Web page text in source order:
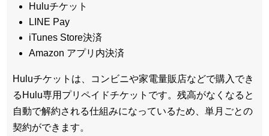
Huluチケット
LINE Pay
iTunes Store決済
Amazon アプリ内決済
Huluチケットは、コンビニや家電量販店などで購入でき
るHulu専用プリペイドチケットです。残高がなくなると
自動で解約される仕組みになっているため、単月ごとの
契約ができます。